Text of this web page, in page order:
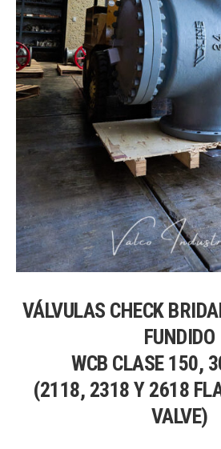
VÁLVULAS CHECK
FUNDIDO
WCB CLASE 150,
(2118, 2318 Y 2618
VALVE)